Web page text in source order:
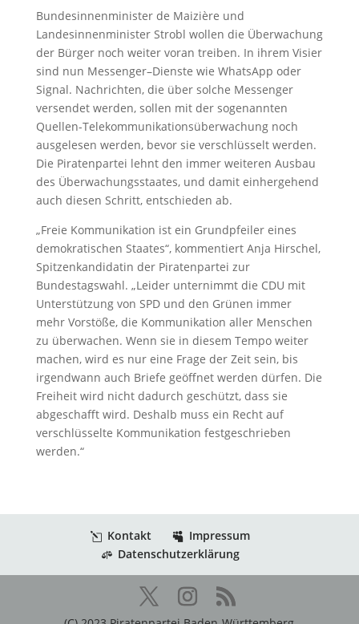
Bundesinnenminister de Maizière und
Landesinnenminister Strobl wollen die Überwachung
der Bürger noch weiter voran treiben. In ihrem Visier
sind nun Messenger–Dienste wie WhatsApp oder
Signal. Nachrichten, die über solche Messenger
versendet werden, sollen mit der sogenannten
Quellen-Telekommunikationsüberwachung noch
ausgelesen werden, bevor sie verschlüsselt werden.
Die Piratenpartei lehnt den immer weiteren Ausbau
des Überwachungsstaates, und damit einhergehend
auch diesen Schritt, entschieden ab.
„Freie Kommunikation ist ein Grundpfeiler eines
demokratischen Staates“, kommentiert Anja Hirschel,
Spitzenkandidatin der Piratenpartei zur
Bundestagswahl. „Leider unternimmt die CDU mit
Unterstützung von SPD und den Grünen immer
mehr Vorstöße, die Kommunikation aller Menschen
zu überwachen. Wenn sie in diesem Tempo weiter
machen, wird es nur eine Frage der Zeit sein, bis
irgendwann auch Briefe geöffnet werden dürfen. Die
Freiheit wird nicht dadurch geschützt, dass sie
abgeschafft wird. Deshalb muss ein Recht auf
verschlüsselte Kommunikation festgeschrieben
werden.“
Kontakt
Impressum
Datenschutzerklärung